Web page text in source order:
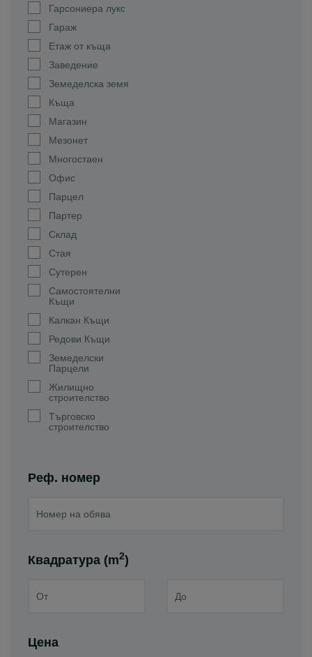
Гарсониера лукс
Гараж
Етаж от къща
Заведение
Земеделска земя
Къща
Магазин
Мезонет
Многостаен
Офис
Парцел
Партер
Склад
Стая
Сутерен
Самостоятелни
Къщи
Калкан Къщи
Редови Къщи
Земеделски
Парцели
Жилищно
строителство
Търговско
строителство
Реф. номер
Квадратура (m2)
Цена